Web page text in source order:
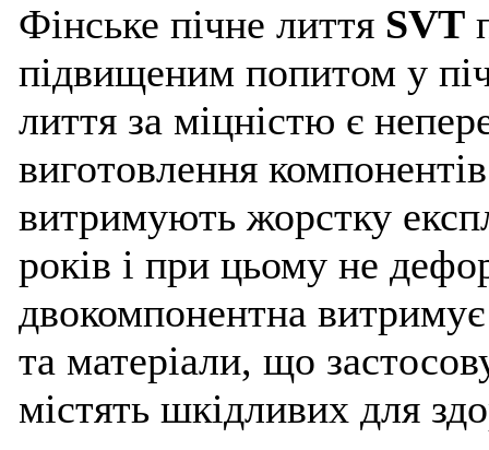
Фінське пічне лиття SVT
підвищеним попитом у
лиття за міцністю є
виготовлення
витримують жорстку
років і при цьому не
двокомпонентна
та матеріали, що
містять шкідливих для